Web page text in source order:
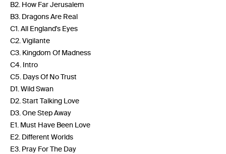
B2. How Far Jerusalem
B3. Dragons Are Real
C1. All England's Eyes
C2. Vigilante
C3. Kingdom Of Madness
C4. Intro
C5. Days Of No Trust
D1. Wild Swan
D2. Start Talking Love
D3. One Step Away
E1. Must Have Been Love
E2. Different Worlds
E3. Pray For The Day